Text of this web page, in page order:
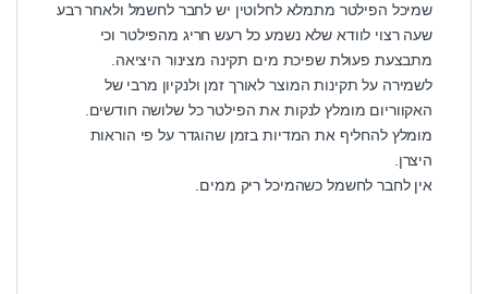
שמיכל הפילטר מתמלא לחלוטין יש לחבר לחשמל ולאחר רבע
שעה רצוי לוודא שלא נשמע כל רעש חריג מהפילטר וכי
מתבצעת פעולת שפיכת מים תקינה מצינור היציאה.
לשמירה על תקינות המוצר לאורך זמן ולנקיון מרבי של
האקווריום מומלץ לנקות את הפילטר כל שלושה חודשים.
מומלץ להחליף את המדיות בזמן שהוגדר על פי הוראות
היצרן.
אין לחבר לחשמל כשהמיכל ריק ממים.